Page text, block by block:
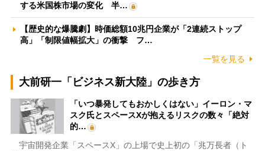
する米国株市場の変化 半…
【歴史的な爆騰劇】時価総額10兆円企業が「2連続ストップ
高」「制限値幅拡大」の衝撃 フ…
一覧を見る
大前研一「ビジネス新大陸」の歩き方
「いつ暴発してもおかしくはない」イーロン・マ
スク氏とスペースXが抱えるリスクの数々「絶対
的…
宇宙開発企業「スペースX」の上場で史上初の「兆万長者（ト